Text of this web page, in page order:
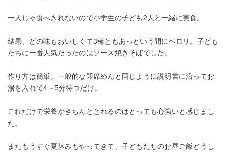
一人じゃ食べきれないので小学生の子ども2人と一緒に実食。
結果、どの味もおいしくて3種ともあっという間にペロリ。子ども
たちに一番人気だったのはソース焼きそばでした。
作り方は簡単。一般的な即席めんと同じように説明書に沿ってお
湯を入れて4～5分待つだけ。
これだけで栄養がきちんととれるのはとっても心強いと感じまし
た。
またもうすぐ夏休みもやってきて、子どもたちのお昼ご飯どうし